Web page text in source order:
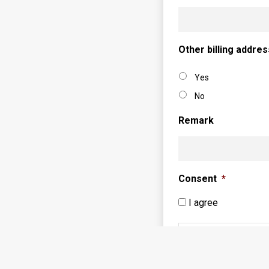
Other billing
Yes
No
Remark
Consent *
I agree